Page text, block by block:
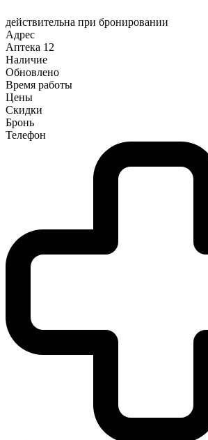
действительна при бронировании
Адрес
Аптека 12
Наличие
Обновлено
Время работы
Цены
Скидки
Бронь
Телефон